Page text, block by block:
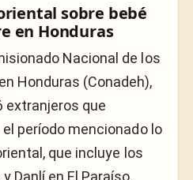
sobre bebé
en Honduras
Nacional de los
Honduras (Conadeh),
extranjeros que
período mencionado lo
que incluye los
Danlí en El Paraíso.